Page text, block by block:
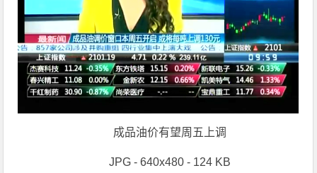
成品油价有望周五上调
JPG - 640x480 - 124 KB